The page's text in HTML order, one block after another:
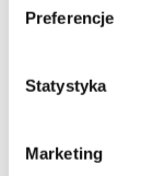
Preferencje
Statystyka
Marketing